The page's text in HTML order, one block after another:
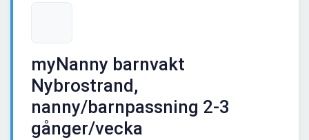
myNanny barnvakt
Nybrostrand,
nanny/barnpassning 2-3
gånger/vecka